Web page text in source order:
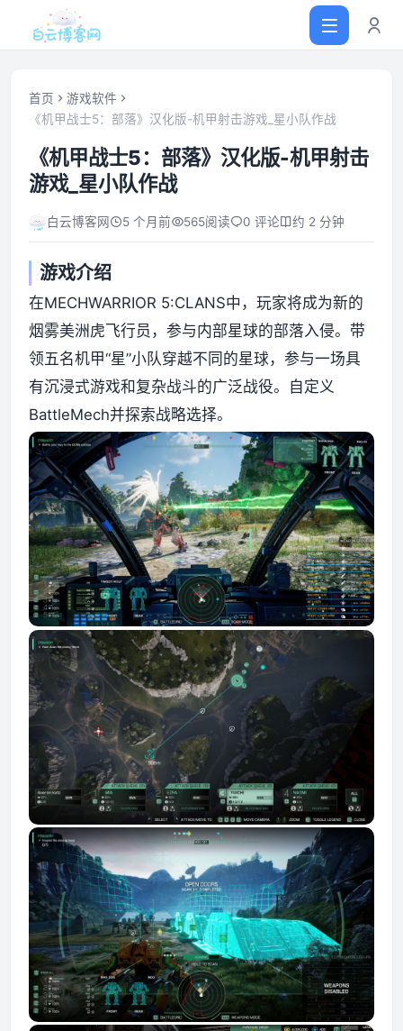
首页
网站源码
软件仓库
主题插件
技术分享
值得一看
资源资讯
首页
游戏软件
《机甲战士5：部落》汉化版-机甲射击游戏_星小队作战
《机甲战士5：部落》汉化版-机甲射击
游戏_星小队作战
白云博客网 5 个月前 565阅读 0 评论 约 2 分钟
游戏介绍
在MECHWARRIOR 5:CLANS中，玩家将成为新的
烟雾美洲虎飞行员，参与内部星球的部落入侵。带
领五名机甲“星”小队穿越不同的星球，参与一场具
有沉浸式游戏和复杂战斗的广泛战役。自定义
BattleMech并探索战略选择。